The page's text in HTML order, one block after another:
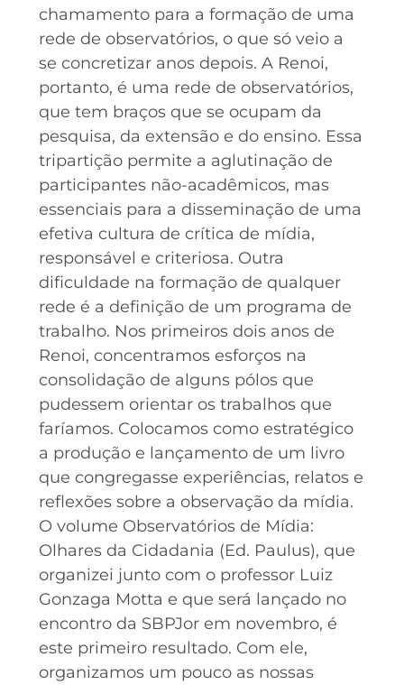
chamamento para a formação de uma
rede de observatórios, o que só veio a
se concretizar anos depois. A Renoi,
portanto, é uma rede de observatórios,
que tem braços que se ocupam da
pesquisa, da extensão e do ensino. Essa
tripartição permite a aglutinação de
participantes não-acadêmicos, mas
essenciais para a disseminação de uma
efetiva cultura de crítica de mídia,
responsável e criteriosa. Outra
dificuldade na formação de qualquer
rede é a definição de um programa de
trabalho. Nos primeiros dois anos de
Renoi, concentramos esforços na
consolidação de alguns pólos que
pudessem orientar os trabalhos que
faríamos. Colocamos como estratégico
a produção e lançamento de um livro
que congregasse experiências, relatos e
reflexões sobre a observação da mídia.
O volume Observatórios de Mídia:
Olhares da Cidadania (Ed. Paulus), que
organizei junto com o professor Luiz
Gonzaga Motta e que será lançado no
encontro da SBPJor em novembro, é
este primeiro resultado. Com ele,
organizamos um pouco as nossas